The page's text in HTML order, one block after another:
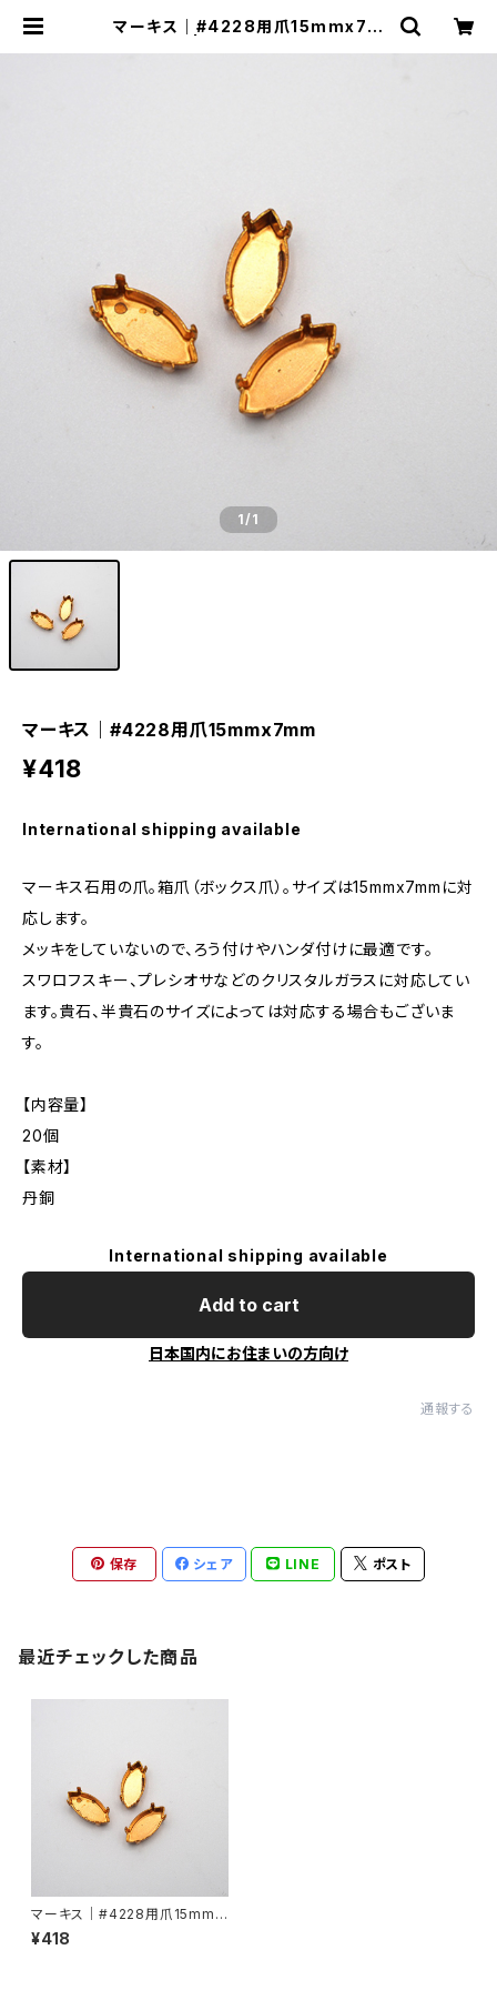
マーキス｜#4228用爪15mmx7m
1/1
マーキス｜#4228用爪15mmx7mm
¥418
International shipping available
マーキス石用の爪。箱爪（ボックス爪）。サイズは15mmx7mmに対
応します。
メッキをしていないので、ろう付けやハンダ付けに最適です。
スワロフスキー、プレシオサなどのクリスタルガラスに対応してい
ます。貴石、半貴石のサイズによっては対応する場合もございま
す。
【内容量】
20個
【素材】
丹銅
International shipping available
Add to cart
日本国内にお住まいの方向け
通報する
保存 シェア LINE ポスト
最近チェックした商品
マーキス｜#4228用爪15mmx
7mm
¥418